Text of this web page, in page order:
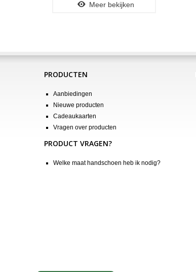
Meer bekijken
PRODUCTEN
Aanbiedingen
Nieuwe producten
Cadeaukaarten
Vragen over producten
PRODUCT VRAGEN?
Welke maat handschoen heb ik nodig?